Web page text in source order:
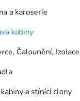
a karoserie
kabiny
Čalounění, Izolace
a stínící clony